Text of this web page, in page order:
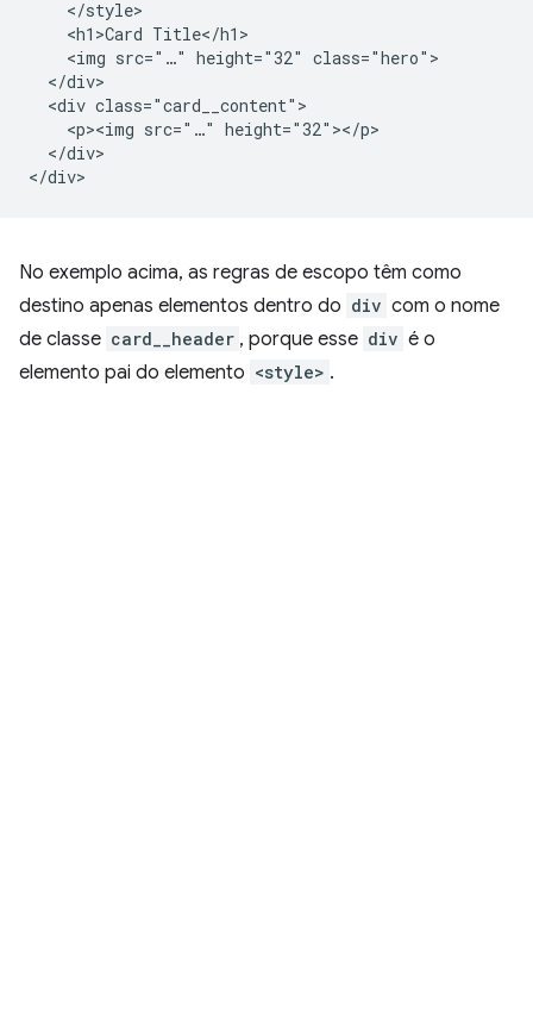
    </style>
    <h1>Card Title</h1>
    <img src="…" height="32" class="hero">
  </div>
  <div class="card__content">
    <p><img src="…" height="32"></p>
  </div>
No exemplo acima, as regras de escopo têm como
destino apenas elementos dentro do div com o nome
de classe card__header , porque esse div é o
elemento pai do elemento <style> .